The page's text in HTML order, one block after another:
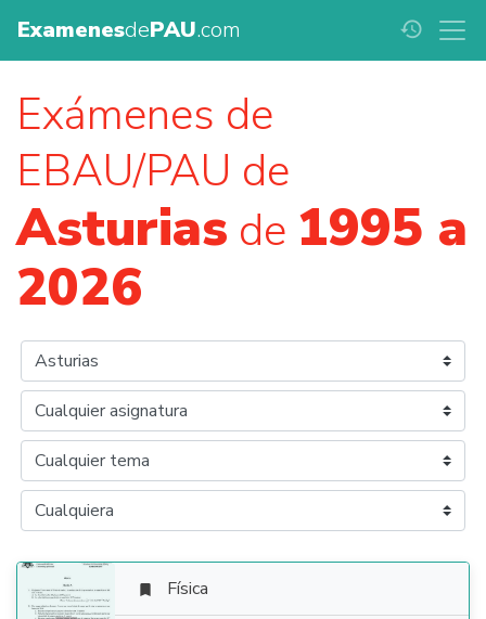
ExamenesdePAU.com history
Exámenes de
EBAU/PAU de
Asturias de 1995 a
2026
 Física